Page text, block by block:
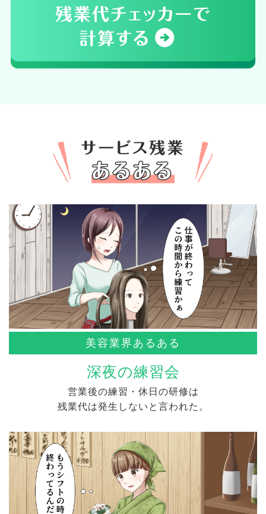
美容業界あるある
深夜の練習会
営業後の練習・休日の研修は
残業代は発生しないと言われた。